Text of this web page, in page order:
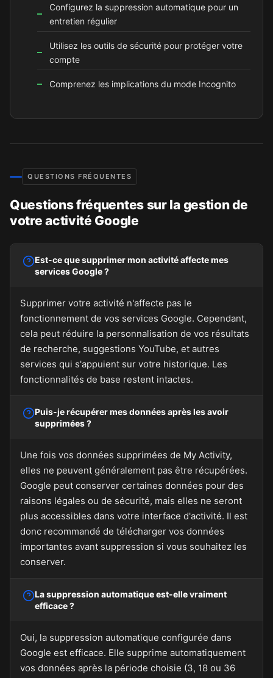
Configurez la suppression automatique pour un
entretien régulier
Utilisez les outils de sécurité pour protéger votre
compte
Comprenez les implications du mode Incognito
QUESTIONS FRÉQUENTES
Questions fréquentes sur la gestion de
votre activité Google
Est-ce que supprimer mon activité affecte mes
services Google ?
Supprimer votre activité n'affecte pas le
fonctionnement de vos services Google. Cependant,
cela peut réduire la personnalisation de vos résultats
de recherche, suggestions YouTube, et autres
services qui s'appuient sur votre historique. Les
fonctionnalités de base restent intactes.
Puis-je récupérer mes données après les avoir
supprimées ?
Une fois vos données supprimées de My Activity,
elles ne peuvent généralement pas être récupérées.
Google peut conserver certaines données pour des
raisons légales ou de sécurité, mais elles ne seront
plus accessibles dans votre interface d'activité. Il est
donc recommandé de télécharger vos données
importantes avant suppression si vous souhaitez les
conserver.
La suppression automatique est-elle vraiment
efficace ?
Oui, la suppression automatique configurée dans
Google est efficace. Elle supprime automatiquement
vos données après la période choisie (3, 18 ou 36